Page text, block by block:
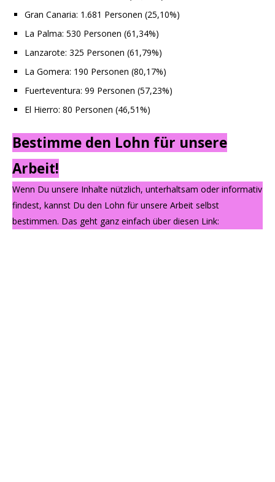
Gran Canaria: 1.681 Personen (25,10%)
La Palma: 530 Personen (61,34%)
Lanzarote: 325 Personen (61,79%)
La Gomera: 190 Personen (80,17%)
Fuerteventura: 99 Personen (57,23%)
El Hierro: 80 Personen (46,51%)
Bestimme den Lohn für unsere
Arbeit!
Wenn Du unsere Inhalte nützlich, unterhaltsam oder informativ
findest, kannst Du den Lohn für unsere Arbeit selbst
bestimmen. Das geht ganz einfach über diesen Link: